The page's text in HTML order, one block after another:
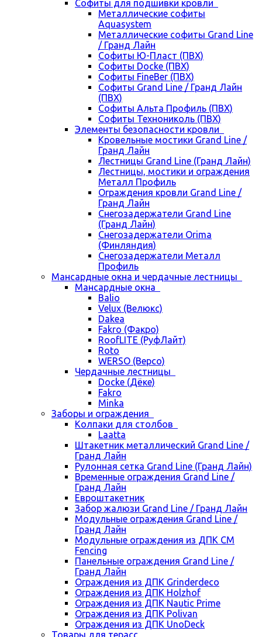
Cофиты для подшивки кровли
Металлические софиты
Aquasystem
Металлические софиты Grand Line
/ Гранд Лайн
Софиты Ю-Пласт (ПВХ)
Софиты Docke (ПВХ)
Софиты FineBer (ПВХ)
Софиты Grand Line / Гранд Лайн
(ПВХ)
Софиты Альта Профиль (ПВХ)
Софиты Технониколь (ПВХ)
Элементы безопасности кровли
Кровельные мостики Grand Line /
Гранд Лайн
Лестницы Grand Line (Гранд Лайн)
Лестницы, мостики и ограждения
Металл Профиль
Ограждения кровли Grand Line /
Гранд Лайн
Снегозадержатели Grand Line
(Гранд Лайн)
Снегозадержатели Orima
(Финляндия)
Снегозадержатели Металл
Профиль
Мансардные окна и чердачные лестницы
Мансардные окна
Balio
Velux (Велюкс)
Dakea
Fakro (Факро)
RoofLITE (РуфЛайт)
Roto
WERSO (Версо)
Чердачные лестницы
Docke (Дёке)
Fakro
Minka
Заборы и ограждения
Колпаки для столбов
Laatta
Штакетник металлический Grand Line /
Гранд Лайн
Рулонная сетка Grand Line (Гранд Лайн)
Временные ограждения Grand Line /
Гранд Лайн
Евроштакетник
Забор жалюзи Grand Line / Гранд Лайн
Модульные ограждения Grand Line /
Гранд Лайн
Модульные ограждения из ДПК CM
Fencing
Панельные ограждения Grand Line /
Гранд Лайн
Ограждения из ДПК Grinderdeco
Ограждения из ДПК Holzhof
Ограждения из ДПК Nautic Prime
Ограждения из ДПК Polivan
Ограждения из ДПК UnoDeck
Товары для терасс